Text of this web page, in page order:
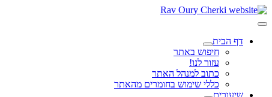
דף הבית
חיפוש באתר
עזור לנו!
כתוב למנהל האתר
כללי שימוש בחומרים מהאתר
שיעורים